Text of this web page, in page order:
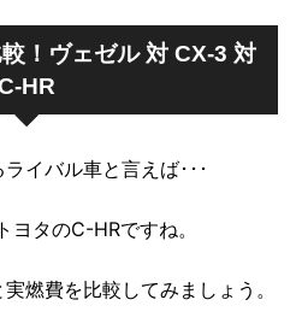
！ヴェゼル 対 CX-3 対
HR
イバル車と言えば･･･
タのC-HRですね。
燃費を比較してみましょう。